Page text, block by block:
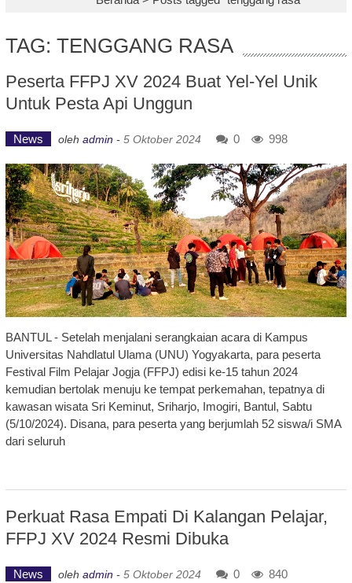
TAG: TENGGANG RASA
Peserta FFPJ XV 2024 Buat Yel-Yel Unik
Untuk Pesta Api Unggun
News oleh admin - 5 Oktober 2024 0 998
BANTUL - Setelah menjalani serangkaian acara di Kampus
Universitas Nahdlatul Ulama (UNU) Yogyakarta, para peserta
Festival Film Pelajar Jogja (FFPJ) edisi ke-15 tahun 2024
kemudian bertolak menuju ke tempat perkemahan, tepatnya di
kawasan wisata Sri Keminut, Sriharjo, Imogiri, Bantul, Sabtu
(5/10/2024). Disana, para peserta yang berjumlah 52 siswa/i SMA
dari seluruh
Perkuat Rasa Empati Di Kalangan Pelajar,
FFPJ XV 2024 Resmi Dibuka
News oleh admin - 5 Oktober 2024 0 840